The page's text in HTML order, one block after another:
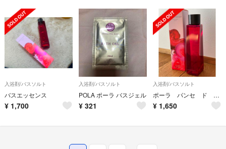
入浴剤/バスソルト
バスエッセンス
¥ 1,700
入浴剤/バスソルト
POLA ポーラ バスジェル
¥ 321
入浴剤/バスソルト
ポーラ パンセ ド ブーケ バスエッセンス ルージュ 浴用化粧料400ml
¥ 1,650